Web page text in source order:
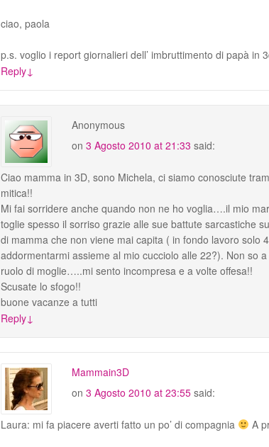
ciao, paola
p.s. voglio i report giornalieri dell’ imbruttimento di papà in
Reply↓
Anonymous
on 3 Agosto 2010 at 21:33 said:
Ciao mamma in 3D, sono Michela, ci siamo conosciute
mitica!!
Mi fai sorridere anche quando non ne ho voglia….il mio
toglie spesso il sorriso grazie alle sue battute sarcastiche
di mamma che non viene mai capita ( in fondo lavoro
addormentarmi assieme al mio cucciolo alle 22?). Non so
ruolo di moglie…..mi sento incompresa e a volte offesa!!
Scusate lo sfogo!!
buone vacanze a tutti
Reply ↓
Mammain3D
on 3 Agosto 2010 at 23:55 said:
Laura: mi fa piacere averti fatto un po’ di compagnia A